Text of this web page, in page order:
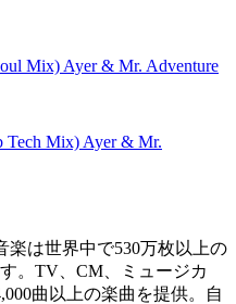
Mix) Ayer & Mr. Adventure
Tech Mix) Ayer & Mr.
楽は世界中で530万枚以上の
。TV、CM、ミュージカ
曲以上の楽曲を提供。自